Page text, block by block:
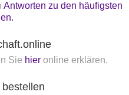
Antworten zu den häufigsten
Sie hier online erklären.